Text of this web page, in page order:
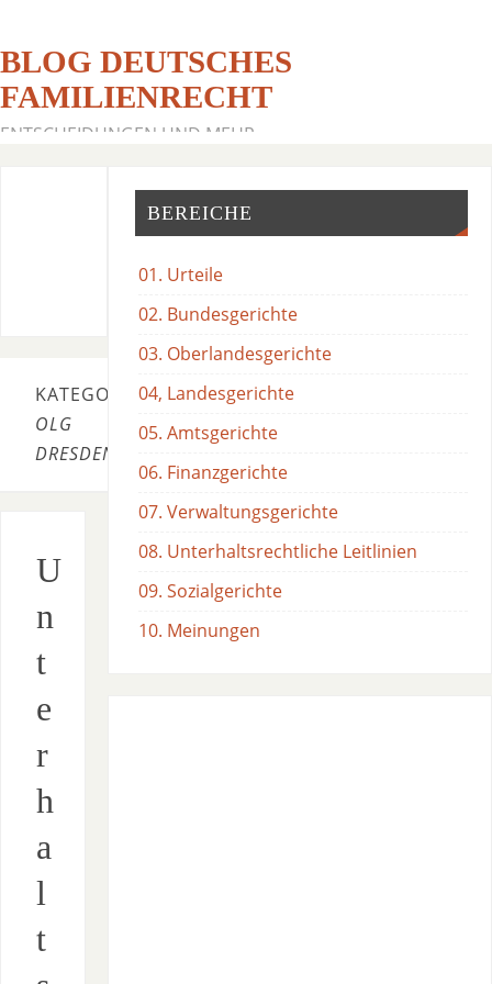
BLOG DEUTSCHES
FAMILIENRECHT
ENTSCHEIDUNGEN UND MEHR
KATEGORIE:
OLG
DRESDEN
U
n
t
e
r
h
a
l
t
BEREICHE
01. Urteile
02. Bundesgerichte
03. Oberlandesgerichte
04, Landesgerichte
05. Amtsgerichte
06. Finanzgerichte
07. Verwaltungsgerichte
08. Unterhaltsrechtliche Leitlinien
09. Sozialgerichte
10. Meinungen